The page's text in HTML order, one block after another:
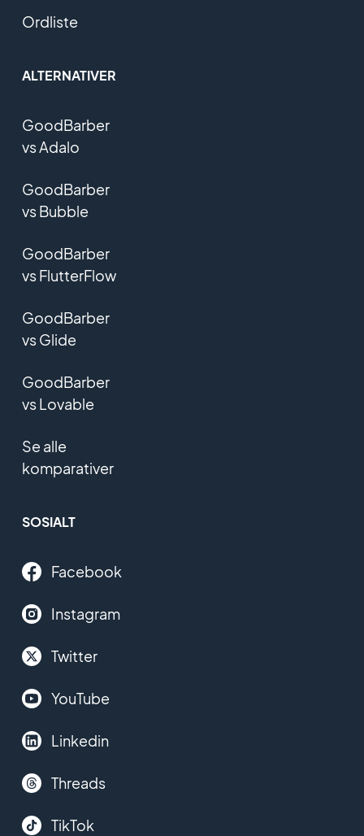
Ordliste
ALTERNATIVER
GoodBarber
vs Adalo
GoodBarber
vs Bubble
GoodBarber
vs FlutterFlow
GoodBarber
vs Glide
GoodBarber
vs Lovable
Se alle
komparativer
SOSIALT
Facebook
Instagram
Twitter
YouTube
Linkedin
Threads
TikTok